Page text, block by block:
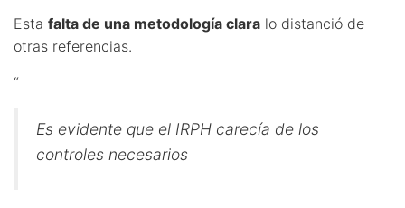
Esta falta de una metodología clara lo distanció de
otras referencias.
“
Es evidente que el IRPH carecía de los
controles necesarios